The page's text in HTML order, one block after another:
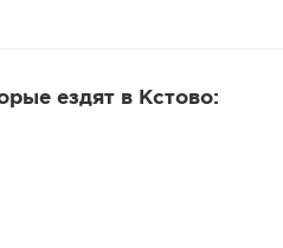
ездят в Кстово: